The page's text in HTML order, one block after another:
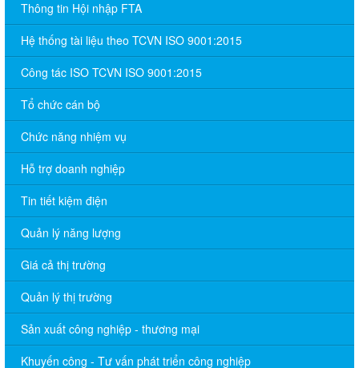
Thông tin Hội nhập FTA
Hệ thống tài liệu theo TCVN ISO 9001:2015
Công tác ISO TCVN ISO 9001:2015
Tổ chức cán bộ
Chức năng nhiệm vụ
Hỗ trợ doanh nghiệp
Tin tiết kiệm điện
Quản lý năng lượng
Giá cả thị trường
Quản lý thị trường
Sản xuất công nghiệp - thương mại
Khuyến công - Tư vấn phát triển công nghiệp